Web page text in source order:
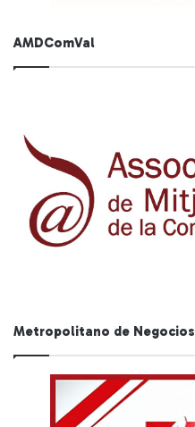
AMDComVal
Metropolitano de Negocios